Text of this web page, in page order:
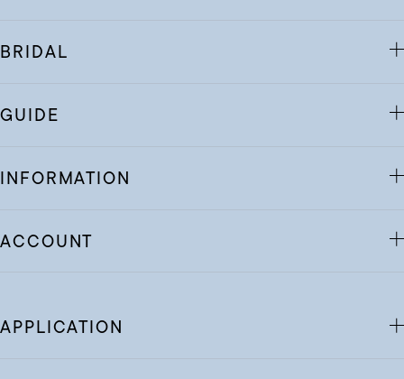
BRIDAL
GUIDE
INFORMATION
ACCOUNT
APPLICATION